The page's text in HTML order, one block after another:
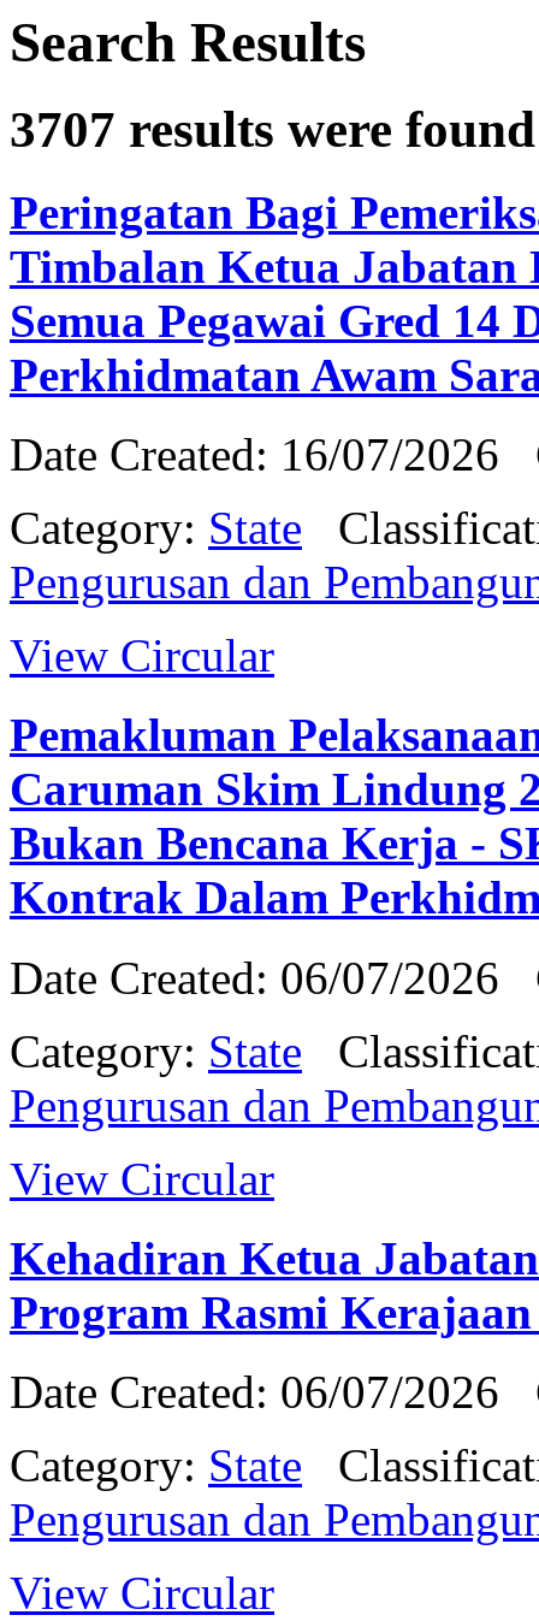
Search Results
3707 results were
Peringatan Bagi
Timbalan Ketua Jabatan
Semua Pegawai Gred 14
Perkhidmatan Awam
Date Created: 16/07/2026
Category: State
Pengurusan dan
View Circular
Pemakluman
Caruman Skim Lindung
Bukan Bencana Kerja -
Kontrak Dalam
Date Created: 06/07/2026
Category: State
Pengurusan dan
View Circular
Kehadiran Ketua
Program Rasmi
Date Created: 06/07/2026
Category: State
Pengurusan dan
View Circular